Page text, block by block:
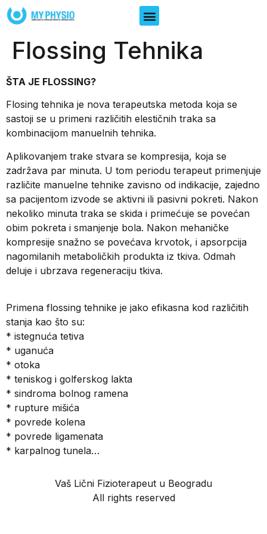
Flossing Tehnika
ŠTA JE FLOSSING?
Flosing tehnika je nova terapeutska metoda koja se
sastoji se u primeni različitih elestičnih traka sa
kombinacijom manuelnih tehnika.
Aplikovanjem trake stvara se kompresija, koja se
zadržava par minuta. U tom periodu terapeut primenjuje
različite manuelne tehnike zavisno od indikacije, zajedno
sa pacijentom izvode se aktivni ili pasivni pokreti. Nakon
nekoliko minuta traka se skida i primećuje se povećan
obim pokreta i smanjenje bola. Nakon mehaničke
kompresije snažno se povećava krvotok, i apsorpcija
nagomilanih metaboličkih produkta iz tkiva. Odmah
deluje i ubrzava regeneraciju tkiva.
Primena flossing tehnike je jako efikasna kod različitih
stanja kao što su:
* istegnuća tetiva
* uganuća
* otoka
* teniskog i golferskog lakta
* sindroma bolnog ramena
* rupture mišića
* povrede kolena
* povrede ligamenata
* karpalnog tunela…
Vaš Lični Fizioterapeut u Beogradu
All rights reserved